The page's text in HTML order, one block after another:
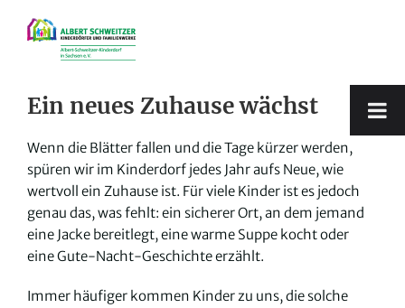
Inhalt
Ein neues Zuhause wächst
Wenn die Blätter fallen und die Tage kürzer werden,
spüren wir im Kinderdorf jedes Jahr aufs Neue, wie
wertvoll ein Zuhause ist. Für viele Kinder ist es jedoch
genau das, was fehlt: ein sicherer Ort, an dem jemand
eine Jacke bereitlegt, eine warme Suppe kocht oder
eine Gute-Nacht-Geschichte erzählt.
Immer häufiger kommen Kinder zu uns, die solche